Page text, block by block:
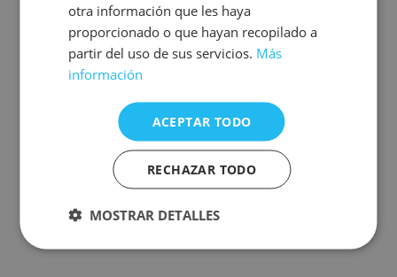
otra información que les haya
proporcionado o que hayan recopilado a
partir del uso de sus servicios. Más
información
ACEPTAR TODO
RECHAZAR TODO
MOSTRAR DETALLES